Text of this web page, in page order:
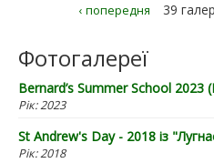
‹ попередня 39
Фотогалереї
Bernard’s Summer School 2023
Рік:2023
St Andrew's Day - 2018 із
Рік:2018